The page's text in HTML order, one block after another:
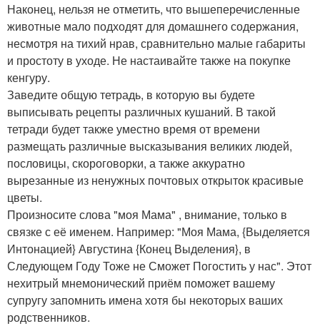
Наконец, нельзя не отметить, что вышеперечисленные
животные мало подходят для домашнего содержания,
несмотря на тихий нрав, сравнительно малые габариты
и простоту в уходе. Не настаивайте также на покупке
кенгуру.
Заведите общую тетрадь, в которую вы будете
выписывать рецепты различных кушаний. В такой
тетради будет также уместно время от времени
размещать различные высказывания великих людей,
пословицы, скороговорки, а также аккуратно
вырезанные из ненужных почтовых открыток красивые
цветы.
Произносите слова "моя Мама" , внимание, только в
связке с её именем. Например: "Моя Мама, {Выделяется
Интонацией} Августина {Конец Выделения}, в
Следующем Году Тоже не Сможет Погостить у нас". Этот
нехитрый мнемонический приём поможет вашему
супругу запомнить имена хотя бы некоторых ваших
родственников.